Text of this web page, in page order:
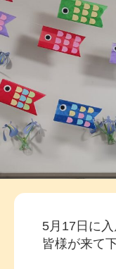
5月17日に
皆様が来て